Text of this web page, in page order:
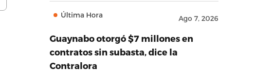
Última Hora Ago 7, 2026
Guaynabo otorgó $7 millones en
contratos sin subasta, dice la
Contralora